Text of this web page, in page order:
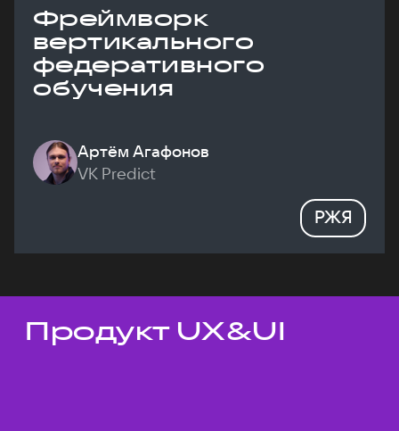
Фреймворк
вертикального
федеративного
обучения
Артём Агафонов
VK Predict
РЖЯ
Темы докладов
Продукт UX&UI